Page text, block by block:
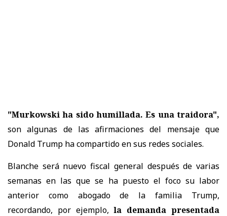
"Murkowski ha sido humillada. Es una traidora",
son algunas de las afirmaciones del mensaje que
Donald Trump ha compartido en sus redes sociales.
Blanche será nuevo fiscal general después de varias
semanas en las que se ha puesto el foco su labor
anterior como abogado de la familia Trump,
recordando, por ejemplo,la demanda presentada